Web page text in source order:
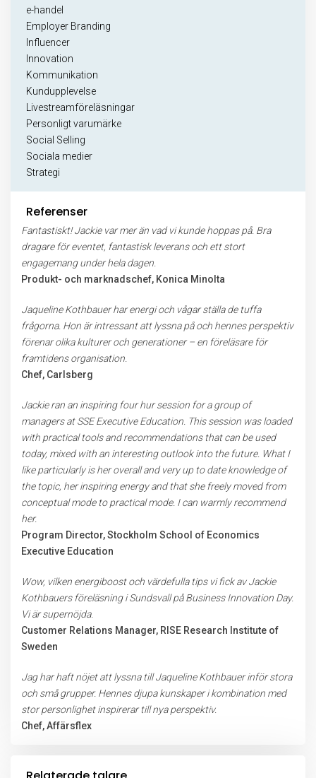
e-handel
Employer Branding
Influencer
Innovation
Kommunikation
Kundupplevelse
Livestreamföreläsningar
Personligt varumärke
Social Selling
Sociala medier
Strategi
Referenser
Fantastiskt! Jackie var mer än vad vi kunde hoppas på. Bra
dragare för eventet, fantastisk leverans och ett stort
engagemang under hela dagen.
Produkt- och marknadschef, Konica Minolta
Jaqueline Kothbauer har energi och vågar ställa de tuffa
frågorna. Hon är intressant att lyssna på och hennes perspektiv
förenar olika kulturer och generationer – en föreläsare för
framtidens organisation.
Chef, Carlsberg
Jackie ran an inspiring four hur session for a group of
managers at SSE Executive Education. This session was loaded
with practical tools and recommendations that can be used
today, mixed with an interesting outlook into the future. What I
like particularly is her overall and very up to date knowledge of
the topic, her inspiring energy and that she freely moved from
conceptual mode to practical mode. I can warmly recommend
her.
Program Director, Stockholm School of Economics
Executive Education
Wow, vilken energiboost och värdefulla tips vi fick av Jackie
Kothbauers föreläsning i Sundsvall på Business Innovation Day.
Vi är supernöjda.
Customer Relations Manager, RISE Research Institute of
Sweden
Jag har haft nöjet att lyssna till Jaqueline Kothbauer inför stora
och små grupper. Hennes djupa kunskaper i kombination med
stor personlighet inspirerar till nya perspektiv.
Chef, Affärsflex